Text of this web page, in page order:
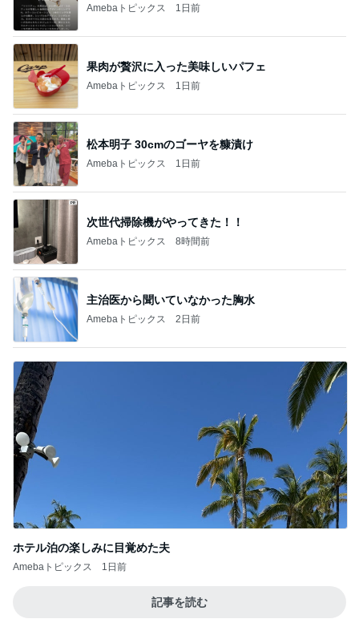
Amebaトピックス 1日前
果肉が贅沢に入った美味しいパフェ
Amebaトピックス 1日前
松本明子 30cmのゴーヤを糠漬け
Amebaトピックス 1日前
次世代掃除機がやってきた！！
Amebaトピックス 8時間前
主治医から聞いていなかった胸水
Amebaトピックス 2日前
ホテル泊の楽しみに目覚めた夫
Amebaトピックス 1日前
記事を読む